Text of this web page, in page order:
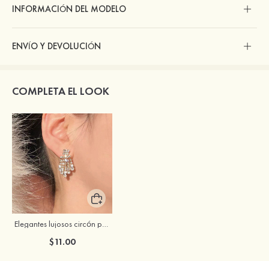
INFORMACIÓN DEL MODELO
ENVÍO Y DEVOLUCIÓN
COMPLETA EL LOOK
Elegantes lujosos circón pendientes
$11.00